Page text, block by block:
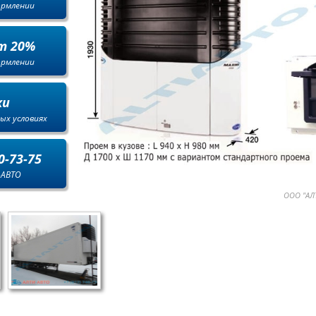
20%
условиях
73-75
ООО